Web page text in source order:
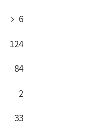
6
124
84
2
33